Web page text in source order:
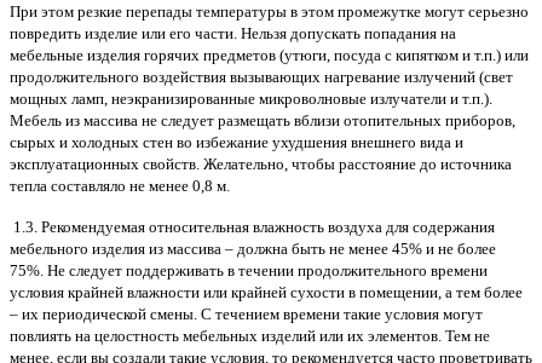
При этом резкие перепады температуры в этом промежутке могут серьезно
повредить изделие или его части. Нельзя допускать попадания на
мебельные изделия горячих предметов (утюги, посуда с кипятком и т.п.) или
продолжительного воздействия вызывающих нагревание излучений (свет
мощных ламп, неэкранизированные микроволновые излучатели и т.п.).
Мебель из массива не следует размещать вблизи отопительных приборов,
сырых и холодных стен во избежание ухудшения внешнего вида и
эксплуатационных свойств. Желательно, чтобы расстояние до источника
тепла составляло не менее 0,8 м.
1.3. Рекомендуемая относительная влажность воздуха для содержания
мебельного изделия из массива – должна быть не менее 45% и не более
75%. Не следует поддерживать в течении продолжительного времени
условия крайней влажности или крайней сухости в помещении, а тем более
– их периодической смены. С течением времени такие условия могут
повлиять на целостность мебельных изделий или их элементов. Тем не
менее, если вы создали такие условия, то рекомендуется часто проветривать